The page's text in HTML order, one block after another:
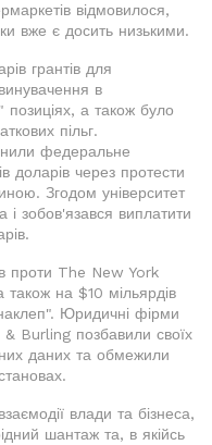
відмовилося,
вже є досить низькими.
грантів для
в
позиціях, а також було
пільг.
федеральне
доларів через протести
Згодом університет
і зобов'язався виплатити
проти The New York
на $10 мільярдів
Юридичні фірми
Burling позбавили своїх
даних та обмежили
влади та бізнеса,
шантаж та, в якійсь